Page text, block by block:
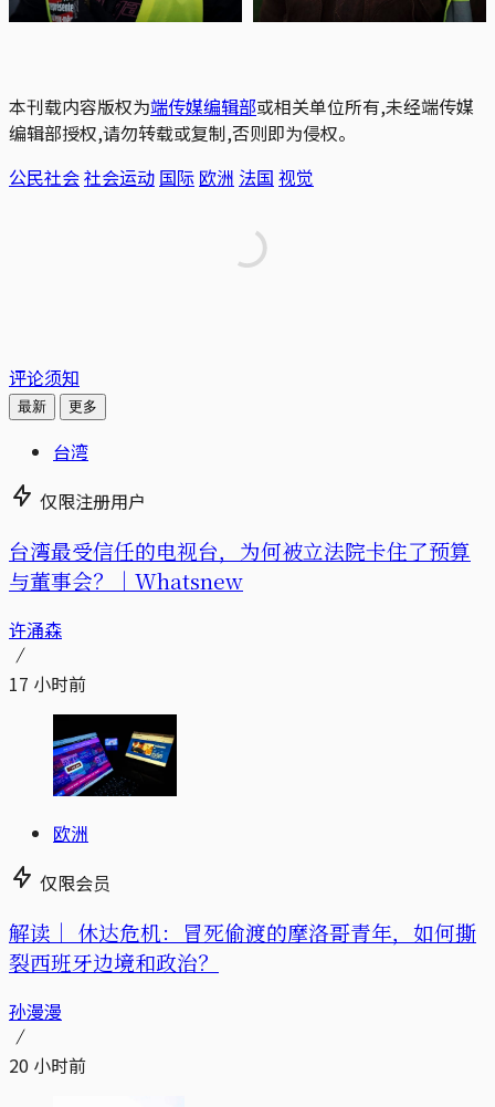
本刊载内容版权为端传媒编辑部或相关单位所有,未经端传媒
编辑部授权,请勿转载或复制,否则即为侵权。
公民社会社会运动 国际 欧洲 法国 视觉
评论须知
最新 更多
台湾
仅限注册用户
台湾最受信任的电视台，为何被立法院卡住了预算
与董事会？｜Whatsnew
许涌森
17 小时前
欧洲
仅限会员
解读｜ 休达危机：冒死偷渡的摩洛哥青年，如何撕
裂西班牙边境和政治？
孙漫漫
20 小时前